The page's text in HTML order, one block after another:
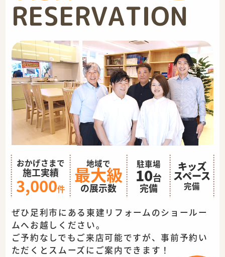
RESERVATION
おかげさまで
施工実績
3,000件
地域で
最大級
の展示数
駐車場
10台
完備
キッズ
スペース
完備
ぜひ足利市にある東建リフォームのショールー
ムへお越しください。
ご予約なしでもご来店可能ですが、事前予約い
ただくとスムーズに ご案内できます！